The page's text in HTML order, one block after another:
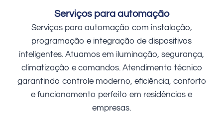
Serviços para automação
Serviços para automação com instalação,
programação e integração de dispositivos
inteligentes. Atuamos em iluminação, segurança,
climatização e comandos. Atendimento técnico
garantindo controle moderno, eficiência, conforto
e funcionamento perfeito em residências e
empresas.